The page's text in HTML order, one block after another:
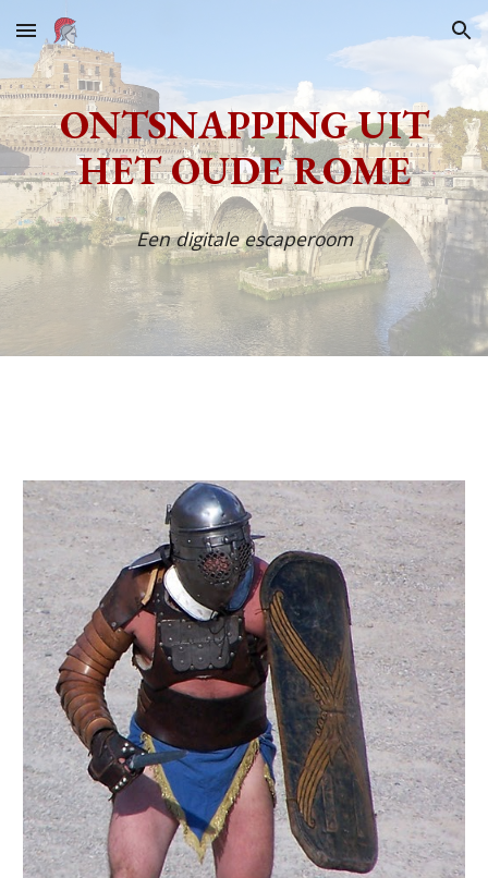
Skip to main content Skip to navigation
ONTSNAPPING UIT
HET OUDE ROME
Een digitale escaperoom